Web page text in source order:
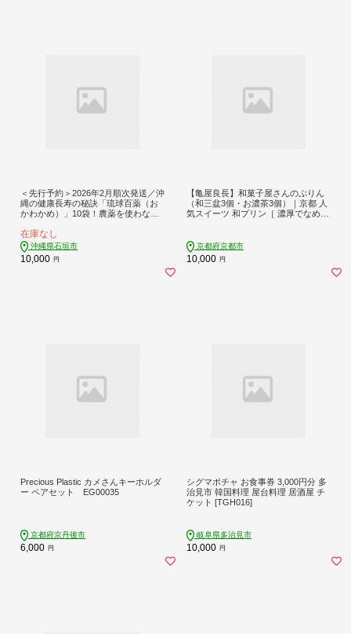
＜先行予約＞2026年2月順次発送／沖
縄の健康長寿の秘訣「琉球百薬（お
かわかめ）」10袋！農薬を使わない
【 沖縄 石垣島 石垣島産 野菜 農薬不
使用 離島のいいもの 沖縄いいもの石
垣島 】OI-25
在庫なし
沖縄県石垣市
10,000 円
【亀屋良長】和菓子屋さんのぷりん
（和三盆3個・お濃茶3個）｜京都 人
気スイーツ 和プリン［ 濃厚でなめら
め お取り寄せ 送料無料 ふるさと納
税 ］
京都府京都市
10,000 円
Precious Plastic カメさんキーホルダ
ー ペアセット EG00035
京都府京丹後市
6,000 円
シグマポチャ お食事券 3,000円分 多
治見市 韓国料理 屋台料理 居酒屋 チ
ケット [TGH016]
岐阜県多治見市
10,000 円